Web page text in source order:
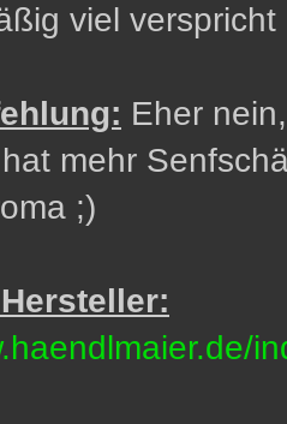
viel
Eher
mehr
;)